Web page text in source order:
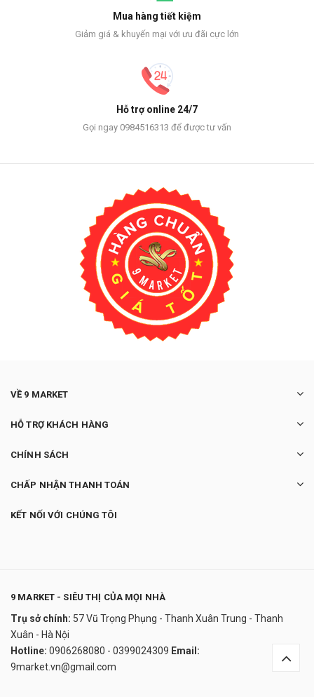
Mua hàng tiết kiệm
Giảm giá & khuyến mại với ưu đãi cực lớn
Hỗ trợ online 24/7
Gọi ngay 0984516313 để được tư vấn
VỀ 9 MARKET
HỖ TRỢ KHÁCH HÀNG
CHÍNH SÁCH
CHẤP NHẬN THANH TOÁN
KẾT NỐI VỚI CHÚNG TÔI
9 MARKET - SIÊU THỊ CỦA MỌI NHÀ
Trụ sở chính: 57 Vũ Trọng Phụng - Thanh Xuân Trung - Thanh
Xuân - Hà Nội
Hotline: 0906268080 - 0399024309 Email:
9market.vn@gmail.com
Nhật Bản
650.000₫